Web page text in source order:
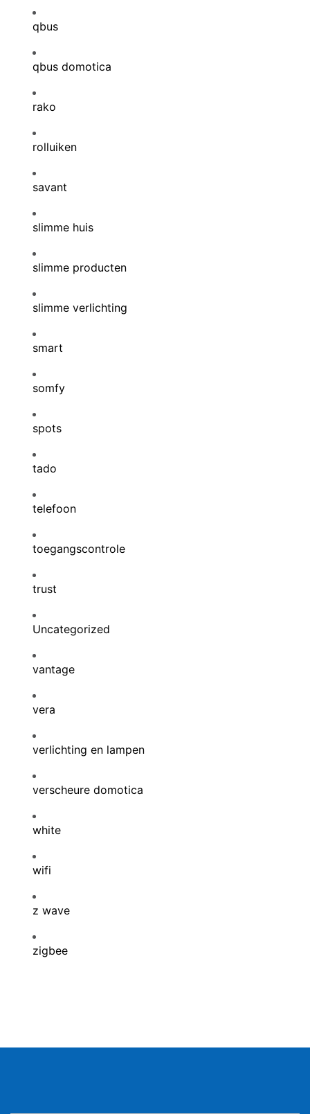
qbus
qbus domotica
rako
rolluiken
savant
slimme huis
slimme producten
slimme verlichting
smart
somfy
spots
tado
telefoon
toegangscontrole
trust
Uncategorized
vantage
vera
verlichting en lampen
verscheure domotica
white
wifi
z wave
zigbee